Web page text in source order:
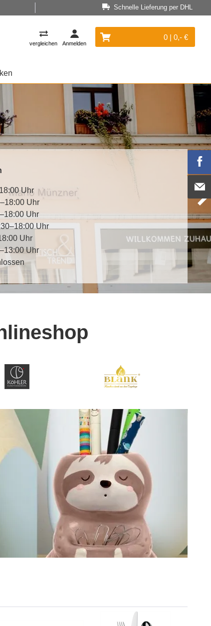
Schnelle Lieferung per DHL
vergleichen Anmelden
0 | 0,- €
Uhr
Uhr
Uhr
Uhr
Uhr
Uhr